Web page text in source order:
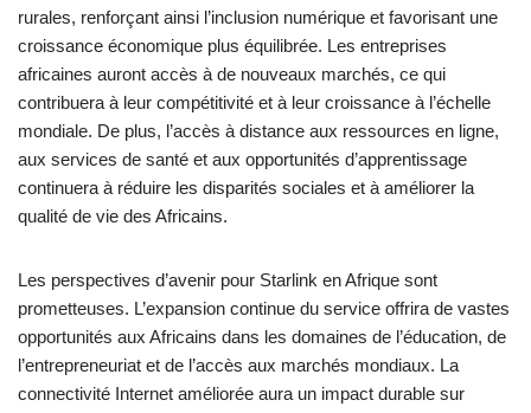
rurales, renforçant ainsi l’inclusion numérique et favorisant une
croissance économique plus équilibrée. Les entreprises
africaines auront accès à de nouveaux marchés, ce qui
contribuera à leur compétitivité et à leur croissance à l’échelle
mondiale. De plus, l’accès à distance aux ressources en ligne,
aux services de santé et aux opportunités d’apprentissage
continuera à réduire les disparités sociales et à améliorer la
qualité de vie des Africains.
Les perspectives d’avenir pour Starlink en Afrique sont
prometteuses. L’expansion continue du service offrira de vastes
opportunités aux Africains dans les domaines de l’éducation, de
l’entrepreneuriat et de l’accès aux marchés mondiaux. La
connectivité Internet améliorée aura un impact durable sur